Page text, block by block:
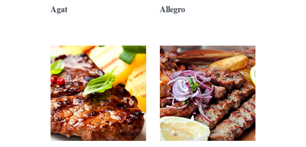
Agat Allegro